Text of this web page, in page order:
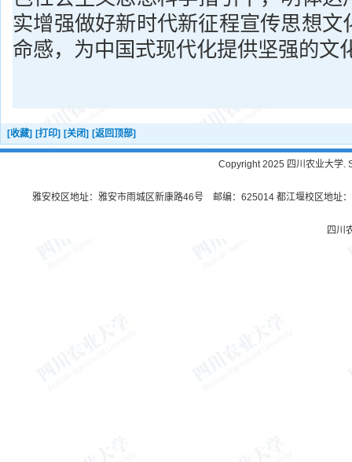
实增强做好新时代新征程宣传思想文
命感，为中国式现代化提供坚强的文
[收藏] [打印] [关闭] [返回顶部]
Copyright 2025 四川农业大学.
雅安校区地址：雅安市雨城区新康路46号 邮编：625014 都江堰校区地址
四川